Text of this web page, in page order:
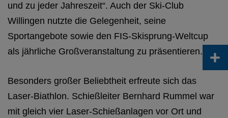
und zu jeder Jahreszeit“. Auch der Ski-Club
Willingen nutzte die Gelegenheit, seine
Sportangebote sowie den FIS-Skisprung-Weltcup
als jährliche Großveranstaltung zu präsentieren.
Besonders großer Beliebtheit erfreute sich das
Laser-Biathlon. Schießleiter Bernhard Rummel war
mit gleich vier Laser-Schießanlagen vor Ort und
+